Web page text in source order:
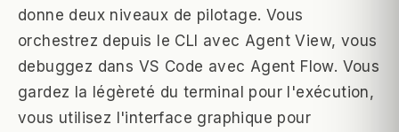
donne deux niveaux de pilotage. Vous
orchestrez depuis le CLI avec Agent View, vous
debuggez dans VS Code avec Agent Flow. Vous
gardez la légèreté du terminal pour l'exécution,
vous utilisez l'interface graphique pour